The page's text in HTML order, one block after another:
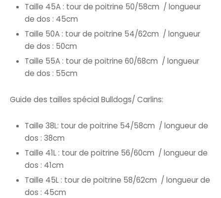
Taille 45A : tour de poitrine 50/58cm / longueur
de dos : 45cm
Taille 50A : tour de poitrine 54/62cm / longueur
de dos : 50cm
Taille 55A : tour de poitrine 60/68cm / longueur
de dos : 55cm
Guide des tailles spécial Bulldogs/ Carlins:
Taille 38L: tour de poitrine 54/58cm / longueur de
dos : 38cm
Taille 41L : tour de poitrine 56/60cm / longueur de
dos : 41cm
Taille 45L : tour de poitrine 58/62cm / longueur de
dos : 45cm